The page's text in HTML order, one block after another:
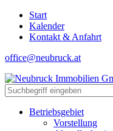
Start
Kalender
Kontakt & Anfahrt
office@neubruck.at
Betriebsgebiet
Vorstellung